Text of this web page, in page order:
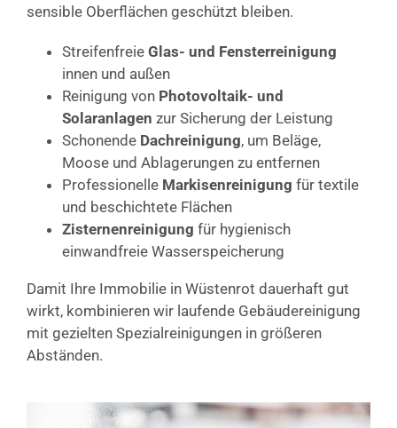
sensible Oberflächen geschützt bleiben.
Streifenfreie Glas- und Fensterreinigung
innen und außen
Reinigung von Photovoltaik- und
Solaranlagen zur Sicherung der Leistung
Schonende Dachreinigung, um Beläge,
Moose und Ablagerungen zu entfernen
Professionelle Markisenreinigung für textile
und beschichtete Flächen
Zisternenreinigung für hygienisch
einwandfreie Wasserspeicherung
Damit Ihre Immobilie in Wüstenrot dauerhaft gut
wirkt, kombinieren wir laufende Gebäudereinigung
mit gezielten Spezialreinigungen in größeren
Abständen.